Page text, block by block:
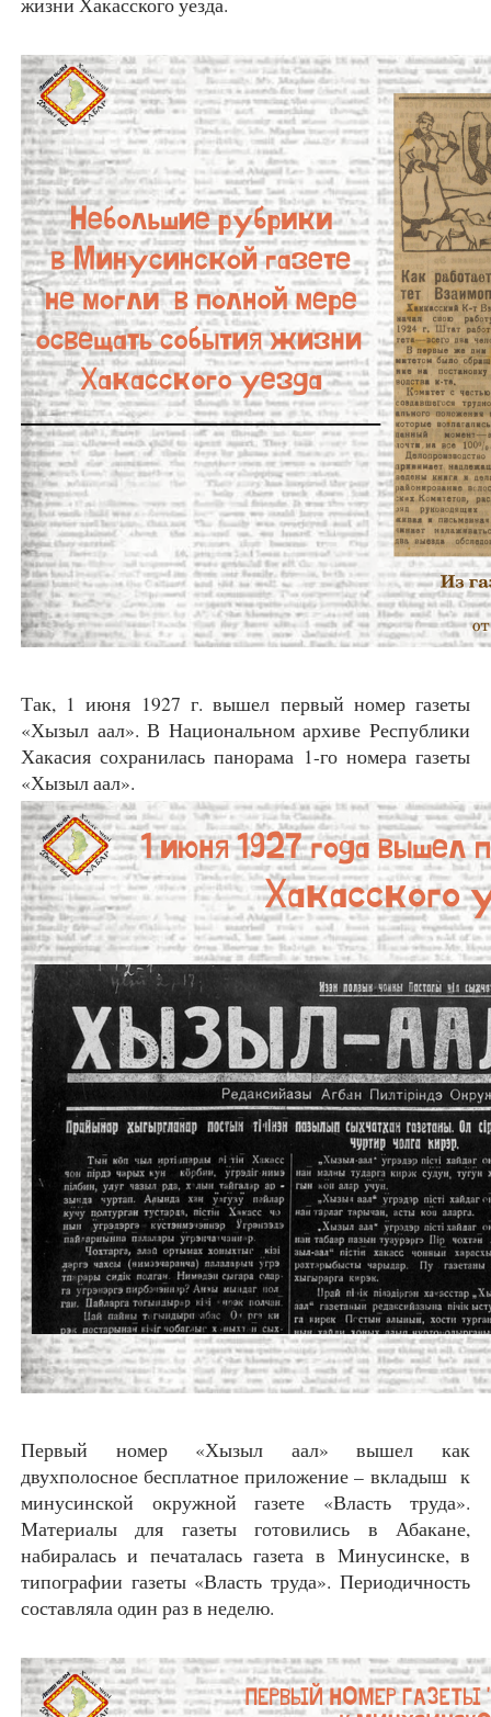
Так, 1 июня 1927 г. вышел первый номер газеты
«Хызыл аал». В Национальном архиве Республики
Хакасия сохранилась панорама 1-го номера газеты
«Хызыл аал».
Первый номер «Хызыл аал» вышел как
двухполосное бесплатное приложение – вкладыш к
минусинской окружной газете «Власть труда».
Материалы для газеты готовились в Абакане,
набиралась и печаталась газета в Минусинске, в
типографии газеты «Власть труда». Периодичность
составляла один раз в неделю.